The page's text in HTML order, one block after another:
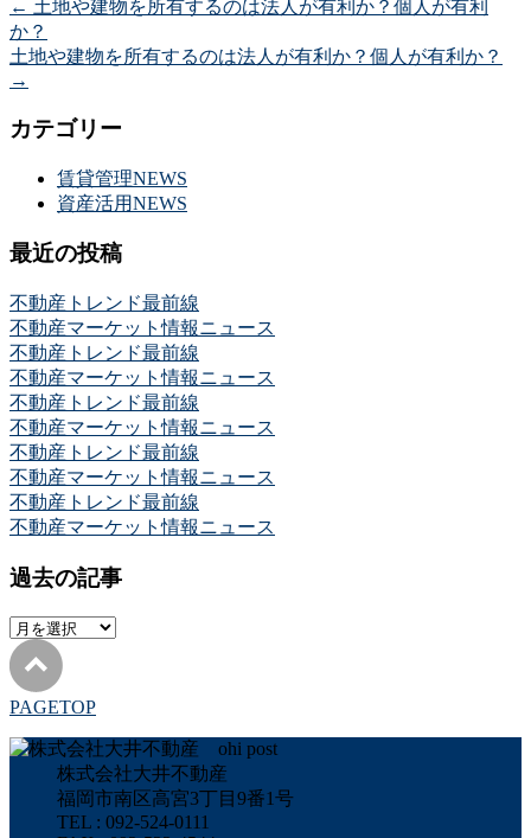
← 土地や建物を所有するのは法人が有利か？個人が有利
か？
土地や建物を所有するのは法人が有利か？個人が有利か？
→
カテゴリー
賃貸管理NEWS
資産活用NEWS
最近の投稿
不動産トレンド最前線
不動産マーケット情報ニュース
不動産トレンド最前線
不動産マーケット情報ニュース
不動産トレンド最前線
不動産マーケット情報ニュース
不動産トレンド最前線
不動産マーケット情報ニュース
不動産トレンド最前線
不動産マーケット情報ニュース
過去の記事
過
去
の
記
PAGETOP
株式会社大井不動産
福岡市南区高宮3丁目9番1号
TEL : 092-524-0111